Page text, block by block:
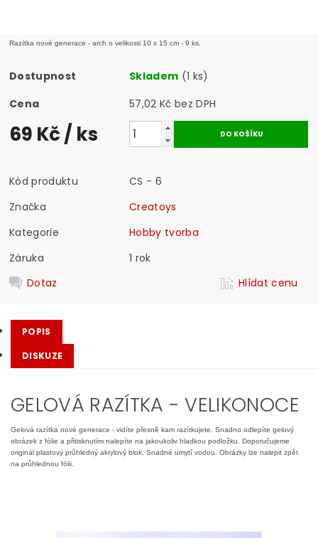
Razítka nové generace - arch o velikosti 10 x 15 cm - 9 ks.
Dostupnost Skladem (1 ks)
Cena
57,02 Kč bez DPH
69 Kč/ ks
Kód produktu
CS - 6
Značka
Creatoys
Kategorie
Hobby tvorba
Záruka
1 rok
Dotaz
Hlídat cenu
POPIS
DISKUZE
GELOVÁ RAZÍTKA - VELIKONOCE
Gelová razítka nové generace - vidíte přesně kam razítkujete. Snadno odlepíte gelový
obrázek z fólie a přitisknutím nalepíte na jakoukoliv hladkou podložku. Doporučujeme
originál plastový průhledný akrylový blok. Snadné umytí vodou. Obrázky lze nalepit zpět
na průhlednou fólii.